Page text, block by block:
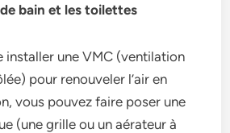
bain et les toilettes
installer une VMC (ventilation
pour renouveler l’air en
vous pouvez faire poser une
(une grille ou un aérateur à